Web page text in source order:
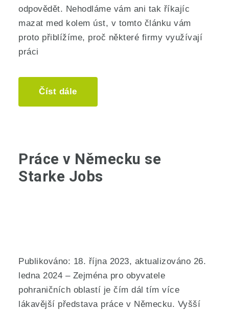
odpovědět. Nehodláme vám ani tak říkajíc
mazat med kolem úst, v tomto článku vám
proto přiblížíme, proč některé firmy využívají
práci
Číst dále
Práce v Německu se
Starke Jobs
Publikováno: 18. října 2023, aktualizováno 26.
ledna 2024 – Zejména pro obyvatele
pohraničních oblastí je čím dál tím více
lákavější představa práce v Německu. Vyšší